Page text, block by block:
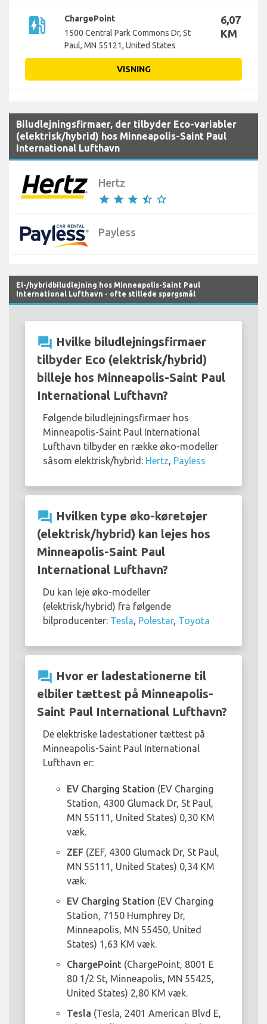
ev_station
ChargePoint
1500 Central Park Commons Dr, St
Paul, MN 55121, United States
6,07
KM
VISNING
Biludlejningsfirmaer, der tilbyder Eco-variabler
(elektrisk/hybrid) hos Minneapolis-Saint Paul
International Lufthavn
Hertz
star star star star_half star_border
Payless
El-/hybridbiludlejning hos Minneapolis-Saint Paul
International Lufthavn - ofte stillede spørgsmål
question_answer Hvilke biludlejningsfirmaer
tilbyder Eco (elektrisk/hybrid)
billeje hos Minneapolis-Saint Paul
International Lufthavn?
Følgende biludlejningsfirmaer hos
Minneapolis-Saint Paul International
Lufthavn tilbyder en række øko-modeller
såsom elektrisk/hybrid: Hertz, Payless
question_answer Hvilken type øko-køretøjer
(elektrisk/hybrid) kan lejes hos
Minneapolis-Saint Paul
International Lufthavn?
Du kan leje øko-modeller
(elektrisk/hybrid) fra følgende
bilproducenter: Tesla, Polestar, Toyota
question_answer Hvor er ladestationerne til
elbiler tættest på Minneapolis-
Saint Paul International Lufthavn?
De elektriske ladestationer tættest på
Minneapolis-Saint Paul International
Lufthavn er:
EV Charging Station (EV Charging
Station, 4300 Glumack Dr, St Paul,
MN 55111, United States) 0,30 KM
væk.
ZEF (ZEF, 4300 Glumack Dr, St Paul,
MN 55111, United States) 0,34 KM
væk.
EV Charging Station (EV Charging
Station, 7150 Humphrey Dr,
Minneapolis, MN 55450, United
States) 1,63 KM væk.
ChargePoint (ChargePoint, 8001 E
80 1/2 St, Minneapolis, MN 55425,
United States) 2,80 KM væk.
Tesla (Tesla, 2401 American Blvd E,